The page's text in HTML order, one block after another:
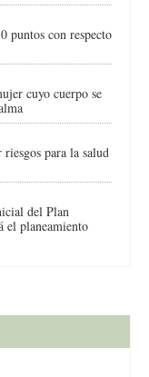
puntos con respecto
cuyo cuerpo se
para la salud
del Plan
el planeamiento